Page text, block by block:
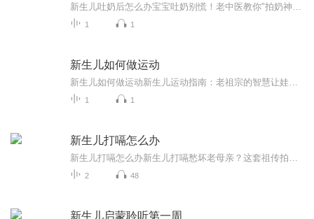
1 1
新生儿如何做运动
1 1
新生儿打嗝怎么办
2 48
新生儿启蒙聆听第一周